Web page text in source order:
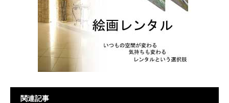
関連記事